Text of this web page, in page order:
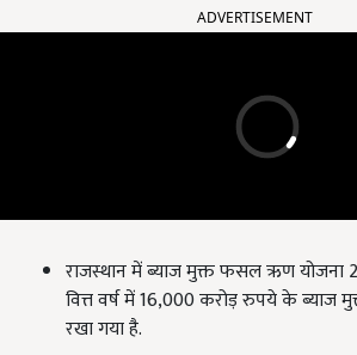
ADVERTISEMENT
राजस्थान में ब्याज मुक्त फसल ऋण योजना
वित्त वर्ष में 16,000 करोड़ रुपये के ब्याज
रखा गया है.